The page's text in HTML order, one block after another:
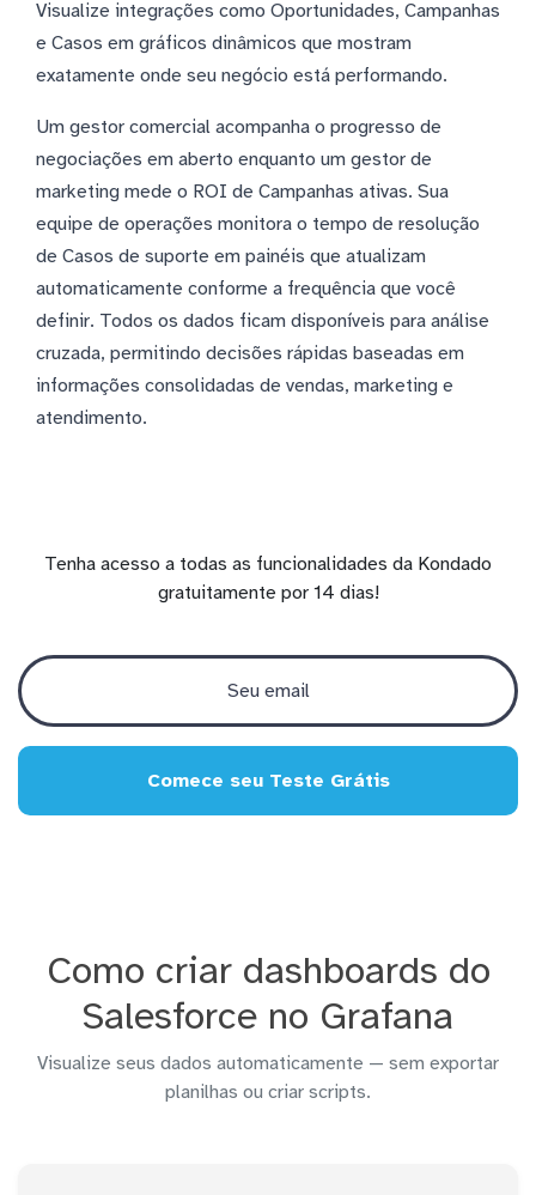
Visualize integrações como Oportunidades, Campanhas
e Casos em gráficos dinâmicos que mostram
exatamente onde seu negócio está performando.
Um gestor comercial acompanha o progresso de
negociações em aberto enquanto um gestor de
marketing mede o ROI de Campanhas ativas. Sua
equipe de operações monitora o tempo de resolução
de Casos de suporte em painéis que atualizam
automaticamente conforme a frequência que você
definir. Todos os dados ficam disponíveis para análise
cruzada, permitindo decisões rápidas baseadas em
informações consolidadas de vendas, marketing e
atendimento.
Tenha acesso a todas as funcionalidades da Kondado
gratuitamente por 14 dias!
Comece seu Teste Grátis
Como criar dashboards do
Salesforce no Grafana
Visualize seus dados automaticamente — sem exportar
planilhas ou criar scripts.